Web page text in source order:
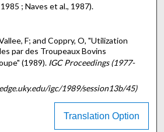
; Naves et al., 1987).
F; and Coppry, O, "Utilization
par des Troupeaux Bovins
(1989). IGC Proceedings (1977-
igc/1989/session13b/45)
Translation Option